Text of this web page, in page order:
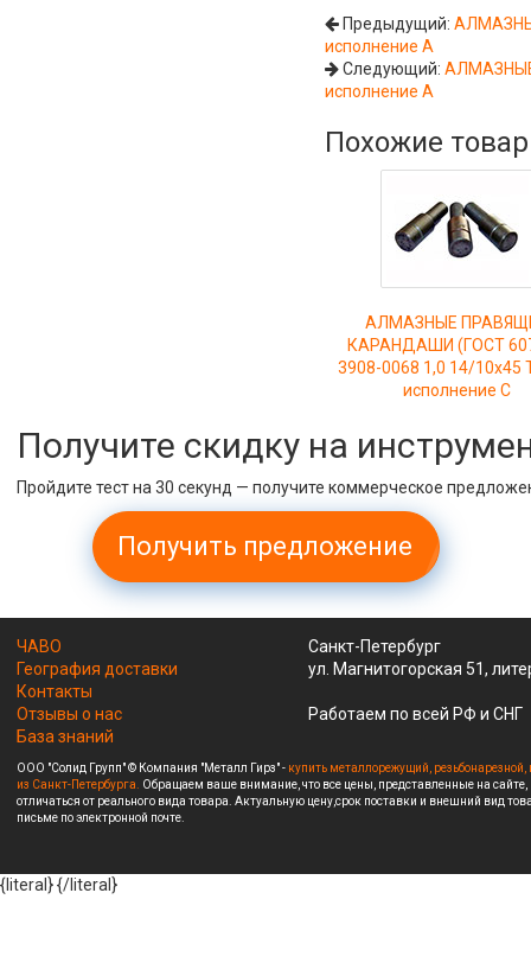
Предыдущий:
исполнение А
Следующий:АЛМАЗНЫЕ
исполнение А
Похожие
АЛМАЗНЫЕ
КАРАНДАШИ (ГОСТ
3908-0068 1,0 14/10х45
исполнение С
Получите скидку на
Пройдите тест на 30 секунд — получите коммерческое
Получить предложение
ЧАВО
География доставки
Контакты
Отзывы о нас
База знаний
Санкт-Петербург
ул. Магнитогорская 51,
Работаем по всей РФ и СНГ
ООО "Солид Групп" © Компания "Металл Гирз" - купить металлорежущий,
из Санкт-Петербурга. Обращаем ваше внимание, что все цены, представленные на
отличаться от реального вида товара. Актуальную цену,срок поставки и внешний вид
письме по электронной почте.
{literal}{/literal}